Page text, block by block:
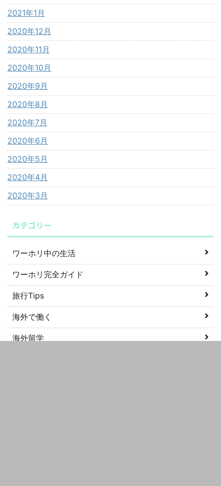
2021年1月
2020年12月
2020年11月
2020年10月
2020年9月
2020年8月
2020年7月
2020年6月
2020年5月
2020年4月
2020年3月
カテゴリー
ワーホリ中の生活
ワーホリ完全ガイド
旅行Tips
海外で働く
海外留学